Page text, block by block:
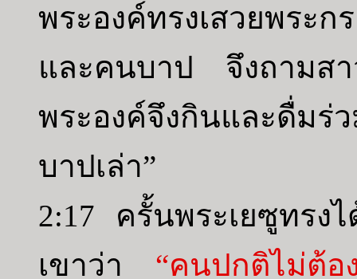
พระองค์ทรงเสวยพระ
และคนบาป จึงถามสา
พระองค์จึงกินและดื่มร่
บาปเล่า”
2:17 ครั้นพระเยซูทรง
เขาว่า “คนปกติไม่ต้